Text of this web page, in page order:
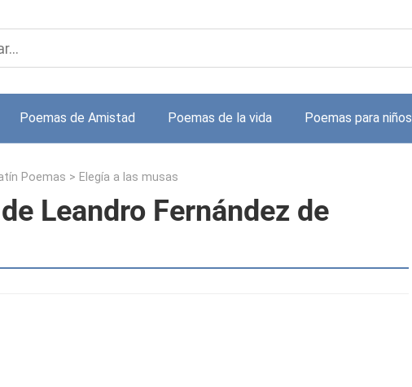
Poemas de Amistad Poemas de la vida Poemas para niños
Poemas > Elegía a las musas
Leandro Fernández de